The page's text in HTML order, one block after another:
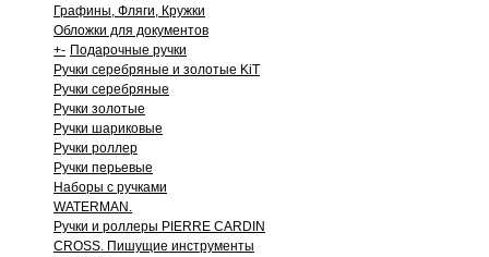
Графины, Фляги, Кружки
Обложки для документов
+- Подарочные ручки
Ручки серебряные и золотые KiT
Ручки серебряные
Ручки золотые
Ручки шариковые
Ручки роллер
Ручки перьевые
Наборы с ручками
WATERMAN.
Ручки и роллеры PIERRE CARDIN
CROSS. Пишущие инструменты